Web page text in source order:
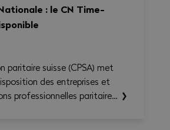
: le CN Time-
paritaire suisse (CPSA) met
des entreprises et
professionnelles paritaires